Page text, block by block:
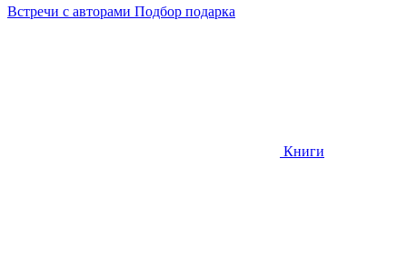
Встречи с авторами Подбор подарка
Книги